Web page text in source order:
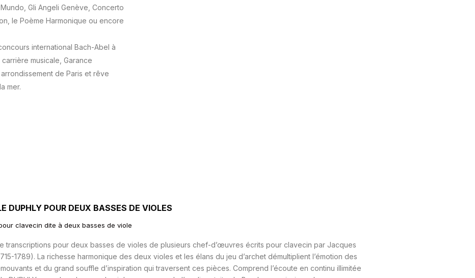
Gli Angeli Genève, Concerto
le Poème Harmonique ou encore
international Bach-Abel à
musicale, Garance
de Paris et rêve
mer.
DUPHLY POUR DEUX BASSES DE VIOLES
clavecin dite à deux basses de viole
transcriptions pour deux basses de violes de plusieurs chef-d’œuvres écrits pour clavecin par Jacques
1789). La richesse harmonique des deux violes et les élans du jeu d’archet démultiplient l’émotion des
et du grand souffle d’inspiration qui traversent ces pièces. Comprend l’écoute en continu illimitée